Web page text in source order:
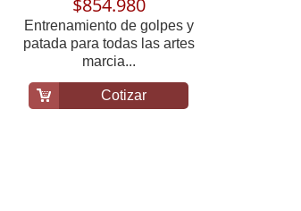
Entrenamiento de golpes y
patada para todas las artes
marcia...
Cotizar